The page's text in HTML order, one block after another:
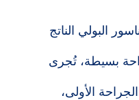
البولي الناتج
بسيطة، تُجرى
الجراحة الأولى،